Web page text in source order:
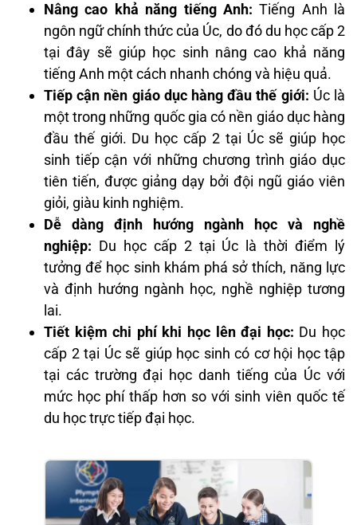
Nâng cao khả năng tiếng Anh: Tiếng Anh là
ngôn ngữ chính thức của Úc, do đó du học cấp 2
tại đây sẽ giúp học sinh nâng cao khả năng
tiếng Anh một cách nhanh chóng và hiệu quả.
Tiếp cận nền giáo dục hàng đầu thế giới: Úc là
một trong những quốc gia có nền giáo dục hàng
đầu thế giới. Du học cấp 2 tại Úc sẽ giúp học
sinh tiếp cận với những chương trình giáo dục
tiên tiến, được giảng dạy bởi đội ngũ giáo viên
giỏi, giàu kinh nghiệm.
Dễ dàng định hướng ngành học và nghề
nghiệp: Du học cấp 2 tại Úc là thời điểm lý
tưởng để học sinh khám phá sở thích, năng lực
và định hướng ngành học, nghề nghiệp tương
lai.
Tiết kiệm chi phí khi học lên đại học: Du học
cấp 2 tại Úc sẽ giúp học sinh có cơ hội học tập
tại các trường đại học danh tiếng của Úc với
mức học phí thấp hơn so với sinh viên quốc tế
du học trực tiếp đại học.